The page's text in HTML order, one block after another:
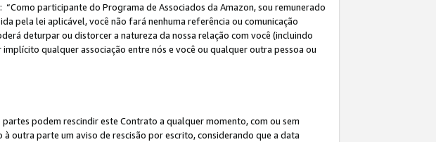
participante do Programa de Associados da Amazon, sou remunerado
pela lei aplicável, você não fará nenhuma referência ou comunicação
deturpar ou distorcer a natureza da nossa relação com você (incluindo
qualquer associação entre nós e você ou qualquer outra pessoa ou
podem rescindir este Contrato a qualquer momento, com ou sem
outra parte um aviso de rescisão por escrito, considerando que a data